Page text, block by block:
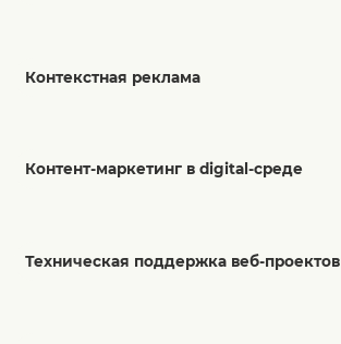
Контекстная реклама
Контент-маркетинг в digital-среде
Техническая поддержка веб-проектов